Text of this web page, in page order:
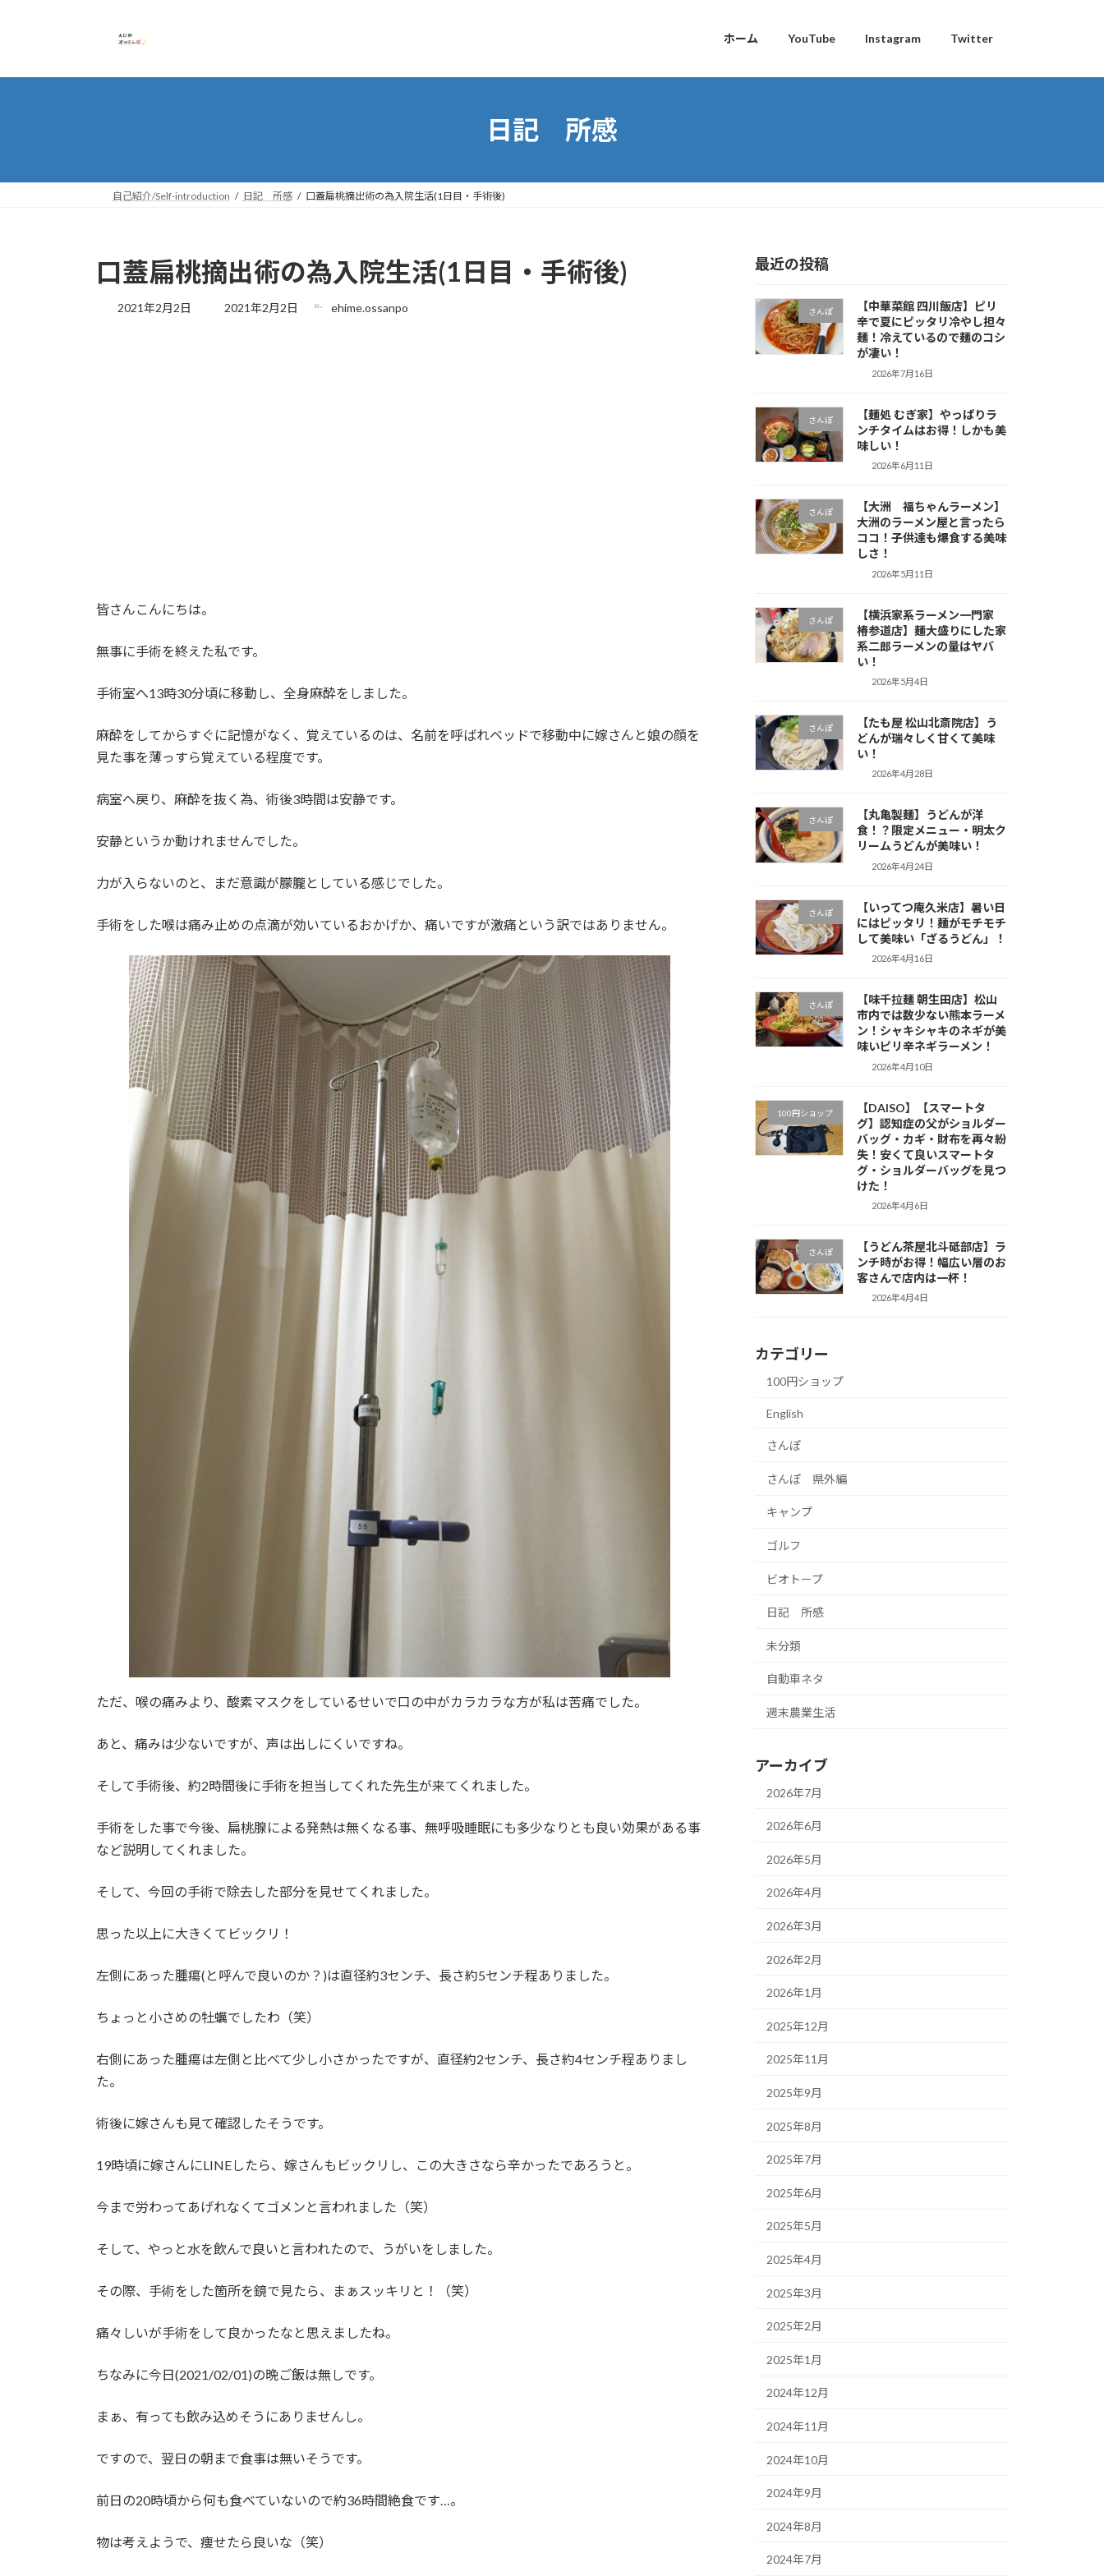
プ
動
ホーム YouTube Instagram Twitter
日記 所感
自己紹介/Self-introduction 日記 所感 口蓋扁桃摘出術の為入院生活(1日目・手術後)
口蓋扁桃摘出術の為入院生活(1日目・手術後)
2021年2月2日
最
2021年2月2日 ehime.ossanpo
皆さんこんにちは。
無事に手術を終えた私です。
手術室へ13時30分頃に移動し、全身麻酔をしました。
麻酔をしてからすぐに記憶がなく、覚えているのは、名前を呼ばれベッドで移動中に嫁さんと娘の顔を
見た事を薄っすら覚えている程度です。
病室へ戻り、麻酔を抜く為、術後3時間は安静です。
安静というか動けれませんでした。
力が入らないのと、まだ意識が朦朧としている感じでした。
手術をした喉は痛み止めの点滴が効いているおかげか、痛いですが激痛という訳ではありません。
ただ、喉の痛みより、酸素マスクをしているせいで口の中がカラカラな方が私は苦痛でした。
あと、痛みは少ないですが、声は出しにくいですね。
そして手術後、約2時間後に手術を担当してくれた先生が来てくれました。
手術をした事で今後、扁桃腺による発熱は無くなる事、無呼吸睡眠にも多少なりとも良い効果がある事
など説明してくれました。
そして、今回の手術で除去した部分を見せてくれました。
思った以上に大きくてビックリ！
左側にあった腫瘍(と呼んで良いのか？)は直径約3センチ、長さ約5センチ程ありました。
ちょっと小さめの牡蠣でしたわ（笑）
右側にあった腫瘍は左側と比べて少し小さかったですが、直径約2センチ、長さ約4センチ程ありまし
た。
術後に嫁さんも見て確認したそうです。
19時頃に嫁さんにLINEしたら、嫁さんもビックリし、この大きさなら辛かったであろうと。
今まで労わってあげれなくてゴメンと言われました（笑）
そして、やっと水を飲んで良いと言われたので、うがいをしました。
その際、手術をした箇所を鏡で見たら、まぁスッキリと！（笑）
痛々しいが手術をして良かったなと思えましたね。
ちなみに今日(2021/02/01)の晩ご飯は無しです。
まぁ、有っても飲み込めそうにありませんし。
ですので、翌日の朝まで食事は無いそうです。
前日の20時頃から何も食べていないので約36時間絶食です…。
物は考えようで、痩せたら良いな（笑）
最近の投稿
さんぽ
【中華菜館 四川飯店】ピリ
辛で夏にピッタリ冷やし担々
麺！冷えているので麺のコシ
が凄い！
2026年7月16日
さんぽ
【麺処 むぎ家】やっぱりラ
ンチタイムはお得！しかも美
味しい！
2026年6月11日
さんぽ
【大洲 福ちゃんラーメン】
大洲のラーメン屋と言ったら
ココ！子供達も爆食する美味
しさ！
2026年5月11日
さんぽ
【横浜家系ラーメン一門家
椿参道店】麺大盛りにした家
系二郎ラーメンの量はヤバ
い！
2026年5月4日
さんぽ
【たも屋 松山北斎院店】う
どんが瑞々しく甘くて美味
い！
2026年4月28日
さんぽ
【丸亀製麺】うどんが洋
食！？限定メニュー・明太ク
リームうどんが美味い！
2026年4月24日
さんぽ
【いってつ庵久米店】暑い日
にはピッタリ！麺がモチモチ
して美味い「ざるうどん」！
2026年4月16日
さんぽ
【味千拉麺 朝生田店】松山
市内では数少ない熊本ラーメ
ン！シャキシャキのネギが美
味いピリ辛ネギラーメン！
2026年4月10日
100円ショップ
【DAISO】【スマートタ
グ】認知症の父がショルダー
バッグ・カギ・財布を再々紛
失！安くて良いスマートタ
グ・ショルダーバッグを見つ
けた！
2026年4月6日
さんぽ
【うどん茶屋北斗砥部店】ラ
ンチ時がお得！幅広い層のお
客さんで店内は一杯！
2026年4月4日
カテゴリー
100円ショップ
English
さんぽ
さんぽ 県外編
キャンプ
ゴルフ
ビオトープ
日記 所感
未分類
自動車ネタ
週末農業生活
アーカイブ
2026年7月
2026年6月
2026年5月
2026年4月
2026年3月
2026年2月
2026年1月
2025年12月
2025年11月
2025年9月
2025年8月
2025年7月
2025年6月
2025年5月
2025年4月
2025年3月
2025年2月
2025年1月
2024年12月
2024年11月
2024年10月
2024年9月
2024年8月
2024年7月